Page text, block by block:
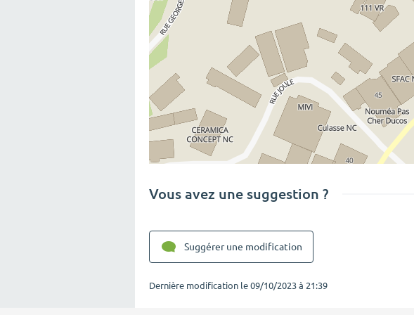
Vous avez une suggestion ?
Suggérer une modification
Dernière modification le 09/10/2023 à 21:39